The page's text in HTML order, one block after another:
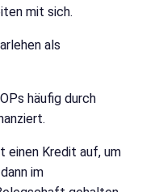
mit sich.
als
häufig durch
einen Kredit auf, um
im